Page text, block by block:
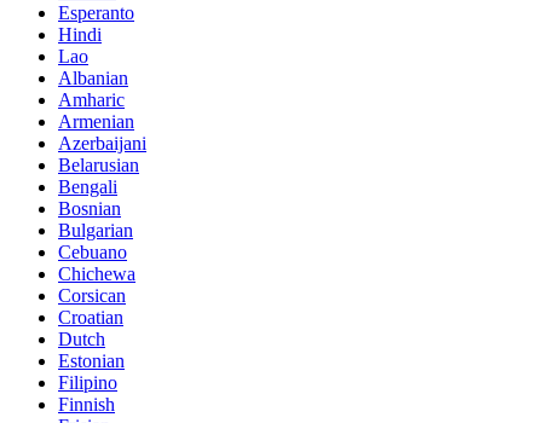
Esperanto
Hindi
Lao
Albanian
Amharic
Armenian
Azerbaijani
Belarusian
Bengali
Bosnian
Bulgarian
Cebuano
Chichewa
Corsican
Croatian
Dutch
Estonian
Filipino
Finnish